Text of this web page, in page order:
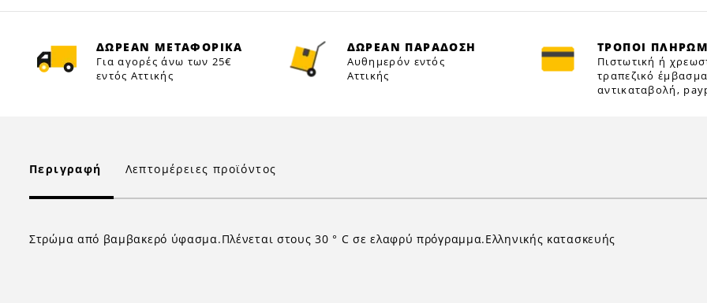
ΔΩΡΕΑΝ ΜΕΤΑΦΟΡΙΚΑ
Για αγορές άνω των 25€
εντός Αττικής
ΔΩΡΕΑΝ ΠΑΡΑΔΟΣΗ
Αυθημερόν εντός
Αττικής
ΤΡΟΠΟΙ
Πιστωτική ή
τραπεζικό
αντικαταβολή,
Περιγραφή Λεπτομέρειες προϊόντος
Στρώμα από βαμβακερό ύφασμα.Πλένεται στους 30 ° C σε ελαφρύ πρόγραμμα.Ελληνικής κατασκευής